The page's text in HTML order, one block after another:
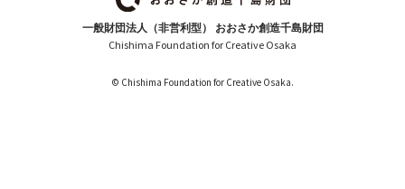
一般財団法人（非営利型） おおさか創造千島財団
Chishima Foundation for Creative Osaka
© Chishima Foundation for Creative Osaka.